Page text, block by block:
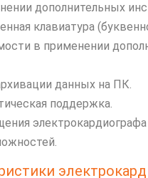
дополнительных
клавиатура
в применении
данных на ПК.
поддержка.